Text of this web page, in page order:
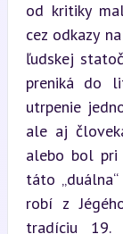
od kritiky
cez odkazy
ľudskej
preniká do
utrpenie
ale aj
alebo bol pri
táto
robí z
tradíciu 19.